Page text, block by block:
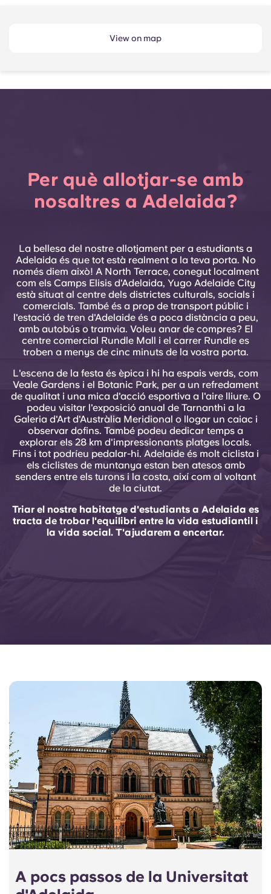
View on map
Per què allotjar-se amb
nosaltres a Adelaida?
La bellesa del nostre allotjament per a estudiants a
Adelaida és que tot està realment a la teva porta. No
només diem això! A North Terrace, conegut localment
com els Camps Elisis d'Adelaida, Yugo Adelaide City
està situat al centre dels districtes culturals, socials i
comercials. També és a prop de transport públic i
l'estació de tren d'Adelaide és a poca distància a peu,
amb autobús o tramvia. Voleu anar de compres? El
centre comercial Rundle Mall i el carrer Rundle es
troben a menys de cinc minuts de la vostra porta.
L'escena de la festa és èpica i hi ha espais verds, com
Veale Gardens i el Botanic Park, per a un refredament
de qualitat i una mica d'acció esportiva a l'aire lliure. O
podeu visitar l'exposició anual de Tarnanthi a la
Galeria d'Art d'Austràlia Meridional o llogar un caiac i
observar dofins. També podeu dedicar temps a
explorar els 28 km d'impressionants platges locals.
Fins i tot podríeu pedalar-hi. Adelaide és molt ciclista i
els ciclistes de muntanya estan ben atesos amb
senders entre els turons i la costa, així com al voltant
de la ciutat.
Triar el nostre habitatge d'estudiants a Adelaida es
tracta de trobar l'equilibri entre la vida estudiantil i
la vida social. T'ajudarem a encertar.
A pocs passos de la Universitat